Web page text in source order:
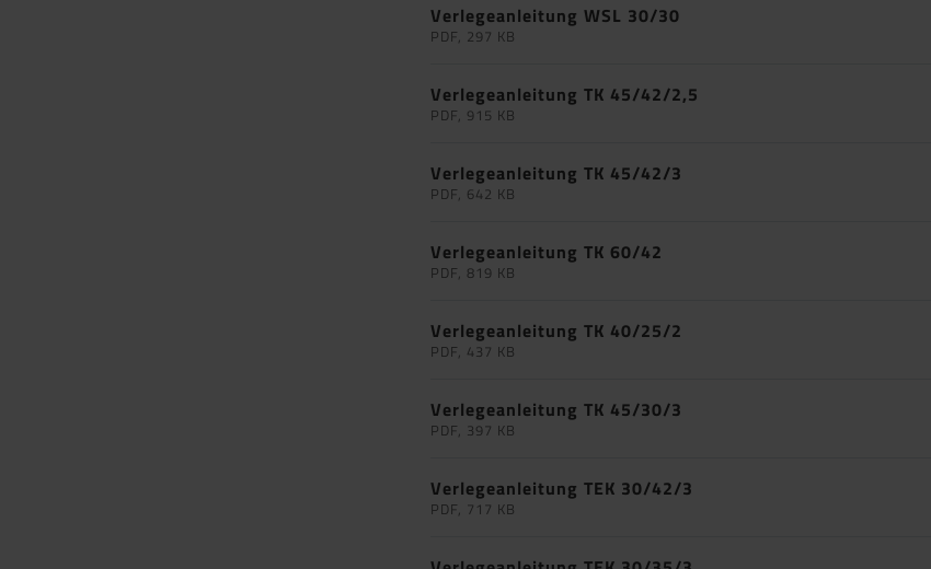
Verlegeanleitung WSL 30/30
PDF, 297 KB
Verlegeanleitung TK 45/42/2,5
PDF, 915 KB
Verlegeanleitung TK 45/42/3
PDF, 642 KB
Verlegeanleitung TK 60/42
PDF, 819 KB
Verlegeanleitung TK 40/25/2
PDF, 437 KB
Verlegeanleitung TK 45/30/3
PDF, 397 KB
Verlegeanleitung TEK 30/42/3
PDF, 717 KB